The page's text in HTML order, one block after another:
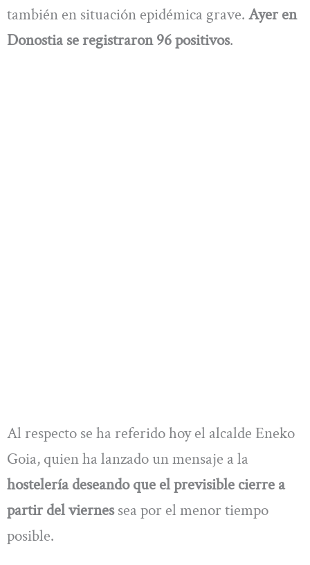
también en situación epidémica grave. Ayer en
Donostia se registraron 96 positivos.
Al respecto se ha referido hoy el alcalde Eneko
Goia, quien ha lanzado un mensaje a la
hostelería deseando que el previsible cierre a
partir del viernessea por el menor tiempo
posible.